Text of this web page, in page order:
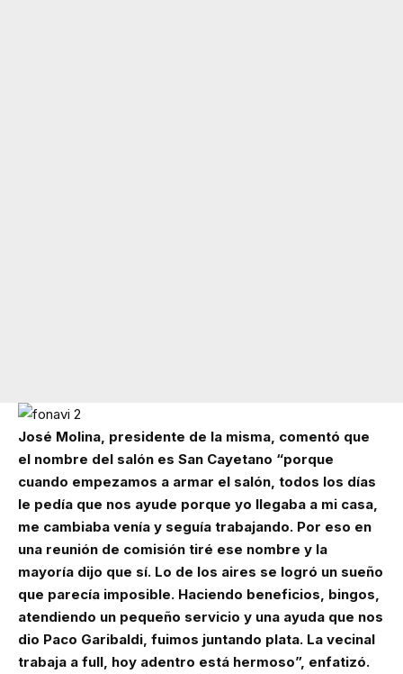
José Molina, presidente de la misma, comentó que
el nombre del salón es San Cayetano “porque
cuando empezamos a armar el salón, todos los días
le pedía que nos ayude porque yo llegaba a mi casa,
me cambiaba venía y seguía trabajando. Por eso en
una reunión de comisión tiré ese nombre y la
mayoría dijo que sí. Lo de los aires se logró un sueño
que parecía imposible. Haciendo beneficios, bingos,
atendiendo un pequeño servicio y una ayuda que nos
dio Paco Garibaldi, fuimos juntando plata. La vecinal
trabaja a full, hoy adentro está hermoso”, enfatizó.